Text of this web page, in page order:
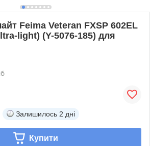
Feima Veteran FXSP 602EL
light) (Y-5076-185) для
Залишилось 2 дні
Купити